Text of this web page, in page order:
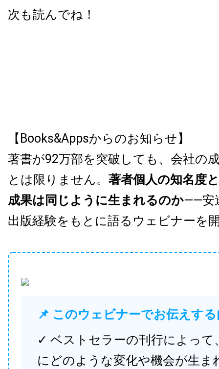
次も読んでね！
【Books&Appsからのお知らせ】
著書が92万部を突破しても、会社の
とは限りません。 著者個人の知名度
成果は同じように生まれるのか——安
出版経験をもとに語るウェビナーを
📌 このウェビナーでお伝えす
✓ ベストセラーの刊行によって
にどのような変化や機会が生ま